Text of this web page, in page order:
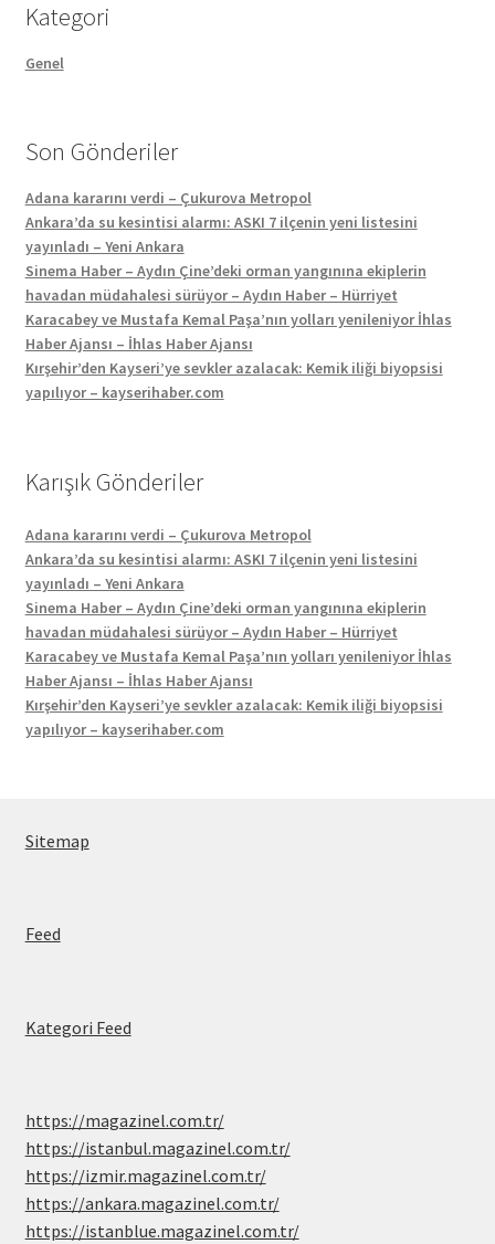
Kategori
Genel
Son Gönderiler
Adana kararını verdi – Çukurova Metropol
Ankara’da su kesintisi alarmı: ASKI 7 ilçenin yeni listesini
yayınladı – Yeni Ankara
Sinema Haber – Aydın Çine’deki orman yangınına ekiplerin
havadan müdahalesi sürüyor – Aydın Haber – Hürriyet
Karacabey ve Mustafa Kemal Paşa’nın yolları yenileniyor İhlas
Haber Ajansı – İhlas Haber Ajansı
Kırşehir’den Kayseri’ye sevkler azalacak: Kemik iliği biyopsisi
yapılıyor – kayserihaber.com
Karışık Gönderiler
Adana kararını verdi – Çukurova Metropol
Ankara’da su kesintisi alarmı: ASKI 7 ilçenin yeni listesini
yayınladı – Yeni Ankara
Sinema Haber – Aydın Çine’deki orman yangınına ekiplerin
havadan müdahalesi sürüyor – Aydın Haber – Hürriyet
Karacabey ve Mustafa Kemal Paşa’nın yolları yenileniyor İhlas
Haber Ajansı – İhlas Haber Ajansı
Kırşehir’den Kayseri’ye sevkler azalacak: Kemik iliği biyopsisi
yapılıyor – kayserihaber.com
Sitemap
Feed
Kategori Feed
https://magazinel.com.tr/
https://istanbul.magazinel.com.tr/
https://izmir.magazinel.com.tr/
https://ankara.magazinel.com.tr/
https://istanblue.magazinel.com.tr/